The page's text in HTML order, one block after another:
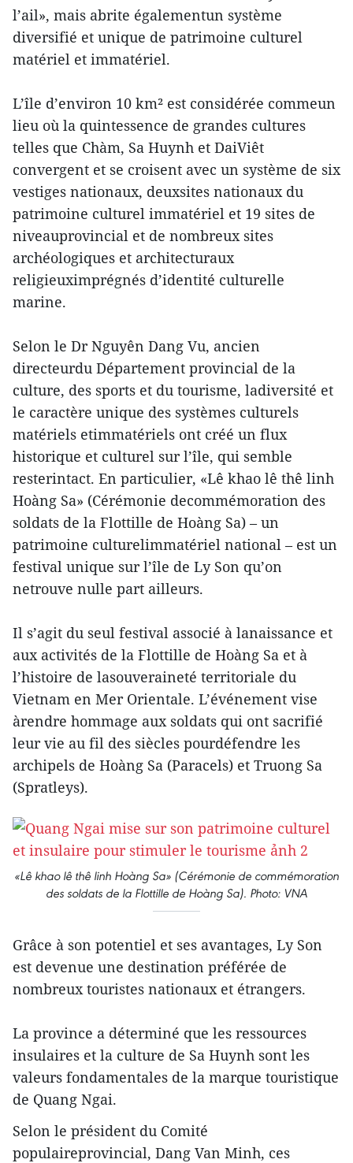
l’ail», mais abrite égalementun système
diversifié et unique de patrimoine culturel
matériel et immatériel.
L’île d’environ 10 km² est considérée commeun
lieu où la quintessence de grandes cultures
telles que Chàm, Sa Huynh et DaiViêt
convergent et se croisent avec un système de six
vestiges nationaux, deuxsites nationaux du
patrimoine culturel immatériel et 19 sites de
niveauprovincial et de nombreux sites
archéologiques et architecturaux
religieuximprégnés d’identité culturelle
marine.
Selon le Dr Nguyên Dang Vu, ancien
directeurdu Département provincial de la
culture, des sports et du tourisme, ladiversité et
le caractère unique des systèmes culturels
matériels etimmatériels ont créé un flux
historique et culturel sur l’île, qui semble
resterintact. En particulier, «Lê khao lê thê linh
Hoàng Sa» (Cérémonie decommémoration des
soldats de la Flottille de Hoàng Sa) – un
patrimoine culturelimmatériel national – est un
festival unique sur l’île de Ly Son qu’on
netrouve nulle part ailleurs.
Il s’agit du seul festival associé à lanaissance et
aux activités de la Flottille de Hoàng Sa et à
l’histoire de lasouveraineté territoriale du
Vietnam en Mer Orientale. L’événement vise
àrendre hommage aux soldats qui ont sacrifié
leur vie au fil des siècles pourdéfendre les
archipels de Hoàng Sa (Paracels) et Truong Sa
(Spratleys).
«Lê khao lê thê linh Hoàng Sa» (Cérémonie de commémoration
des soldats de la Flottille de Hoàng Sa). Photo: VNA
Grâce à son potentiel et ses avantages, Ly Son
est devenue une destination préférée de
nombreux touristes nationaux et étrangers.
La province a déterminé que les ressources
insulaires et la culture de Sa Huynh sont les
valeurs fondamentales de la marque touristique
de Quang Ngai.
Selon le président du Comité
populaireprovincial, Dang Van Minh, ces